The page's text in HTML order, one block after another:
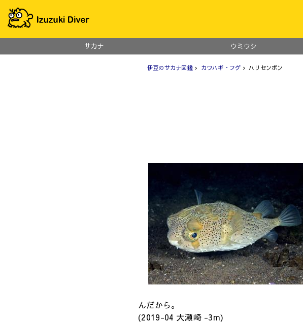
サカナ ウミウシ
伊豆のサカナ図鑑> カワハギ・フグ > ハリセンボン
んだから。
(2019-04 大瀬崎 -3m)